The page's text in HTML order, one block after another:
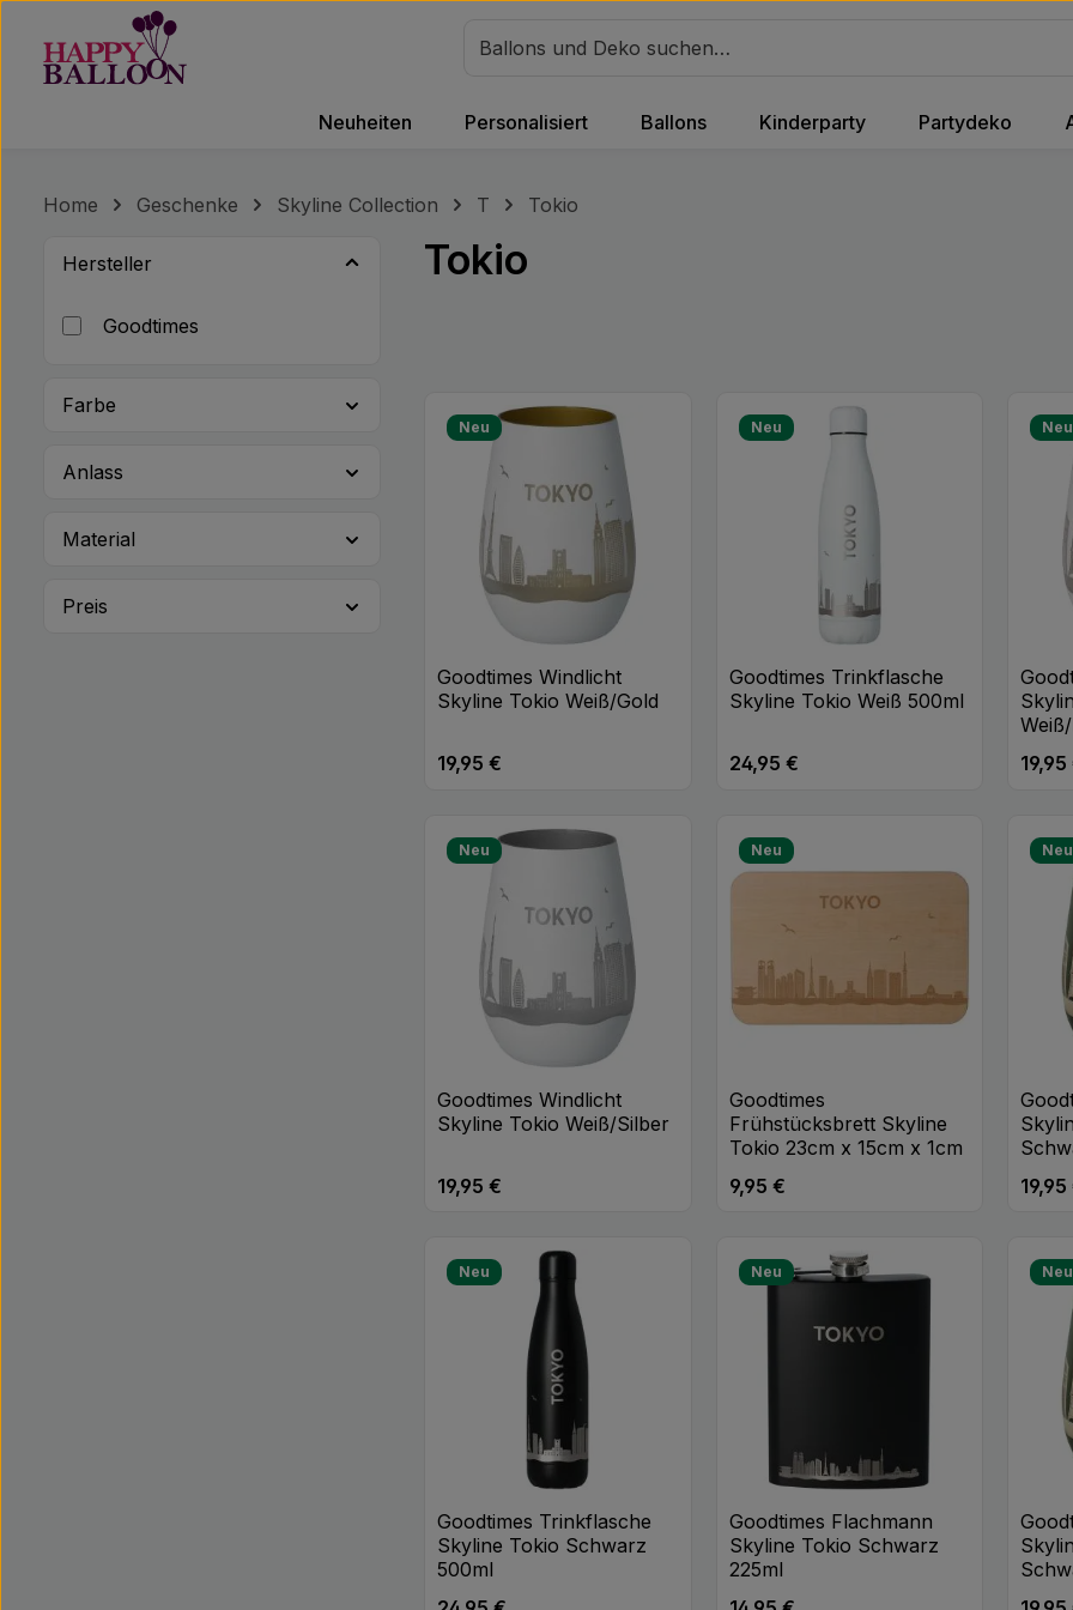
Hauptinhalt springen
Zur Suche springen
Zur Hauptnavigation springen
Neuheiten Personalisiert Ballons Kinderparty Partydeko
Home Geschenke Skyline Collection T Tokio
Hersteller
Goodtimes
Farbe
Anlass
Material
Preis
Tokio
Neu
Goodtimes Windlicht
Skyline Tokio Weiß/Gold
Regulärer Preis:
19,95 €
Produkt Anzahl: Gib den gewünschten Wert
Neu
Goodtimes Trinkflasche
Skyline Tokio Weiß 500ml
Regulärer Preis:
24,95 €
Produkt Anzahl: Gib
Neu
19,95
Neu
Goodtimes Windlicht
Skyline Tokio Weiß/Silber
Regulärer Preis:
19,95 €
Produkt Anzahl: Gib den gewünschten Wert
Stk
Neu
Goodtimes
Frühstücksbrett Skyline
Tokio 23cm x 15cm x 1cm
Regulärer Preis:
9,95 €
Produkt Anzahl: Gib
Stk
Neu
19,95
Neu
Goodtimes Trinkflasche
Skyline Tokio Schwarz
500ml
Neu
Goodtimes Flachmann
Skyline Tokio Schwarz
225ml
Neu